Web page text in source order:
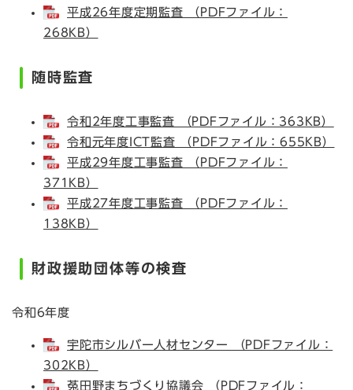
平成26年度定期監査 （PDFファイル：
268KB）
随時監査
令和2年度工事監査 （PDFファイル：363KB）
令和元年度ICT監査 （PDFファイル：655KB）
平成29年度工事監査 （PDFファイル：
371KB）
平成27年度工事監査 （PDFファイル：
138KB）
財政援助団体等の検査
令和6年度
宇陀市シルバー人材センター （PDFファイル：
302KB）
菟田野まちづくり協議会 （PDFファイル：